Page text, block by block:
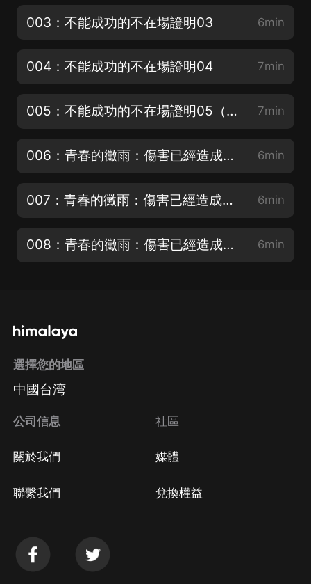
003：不能成功的不在場證明03 6min
004：不能成功的不在場證明04 7min
005：不能成功的不在場證明05（完） 7min
006：青春的黴雨：傷害已經造成，要視而不見嗎？01 6min
007：青春的黴雨：傷害已經造成，要視而不見嗎？02 6min
008：青春的黴雨：傷害已經造成，要視而不見嗎？03 6min
選擇您的地區
中國台湾
公司信息
關於我們
聯繫我們
社區
媒體
兌換權益